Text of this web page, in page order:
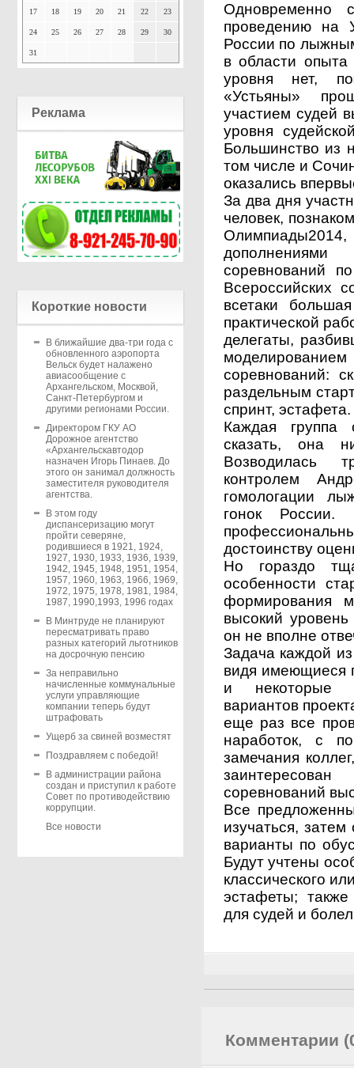
17 18 19 20 21 22 23
24 25 26 27 28 29 30
31
Реклама
Короткие новости
В ближайшие два-три года с
обновленного аэропорта
Вельск будет налажено
авиасообщение с
Архангельском, Москвой,
Санкт-Петербургом и
другими регионами России.
Директором ГКУ АО
Дорожное агентство
«Архангельскавтодор
назначен Игорь Пинаев. До
этого он занимал должность
заместителя руководителя
агентства.
В этом году
диспансеризацию могут
пройти северяне,
родившиеся в 1921, 1924,
1927, 1930, 1933, 1936, 1939,
1942, 1945, 1948, 1951, 1954,
1957, 1960, 1963, 1966, 1969,
1972, 1975, 1978, 1981, 1984,
1987, 1990,1993, 1996 годах
В Минтруде не планируют
пересматривать право
разных категорий льготников
на досрочную пенсию
За неправильно
начисленные коммунальные
услуги управляющие
компании теперь будут
штрафовать
Ущерб за свиней возместят
Поздравляем с победой!
В администрации района
создан и приступил к работе
Совет по противодействию
коррупции.
Все новости
Одновременно
проведению на
России по
в области опыта
уровня нет,
«Устьяны»
участием судей
уровня
Большинство из
том числе и
оказались
За два дня
человек,
соревнований
Всероссийских
все­таки
практической
делегаты,
соревнований:
раздельным
спринт, эстафета.
Каждая группа
сказать, она
Возводилась
контролем
гомологации
гонок
достоинству
Но гораздо
особенности
формирования
высокий
он не вполне
Задача каждой
видя имеющиеся
и некоторые
вариантов
еще раз все
наработок, с
замечания
соревнований
Все
изучаться,
варианты по
Будут учтены
классического
эстафеты;
для судей и
Комментарии